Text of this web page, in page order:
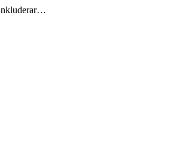
inkluderar…